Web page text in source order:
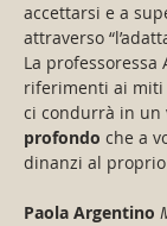
accettarsi e a
attraverso
La professoressa
riferimenti ai miti
ci condurrà in un
profondo che a
dinanzi al
Paola Argentino